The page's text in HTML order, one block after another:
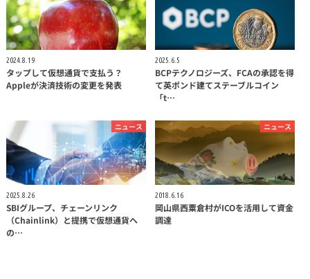
2024.8.19
タップして仮想通貨で支払う？
Appleが決済技術の変更を発表
2025.6.5
BCPテクノロジーズ、FCAの承認を得
て英ポンド建てステーブルコイン
「t…
ニュース
2025.8.26
SBIグループ、チェーンリンク
（Chainlink）と提携で仮想通貨へ
の…
ニュース
2018.6.16
岡山県西粟倉村がICOを活用して資金
調達